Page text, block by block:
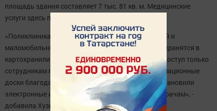
площадь здания составляет 7 тыс. 81 кв. м. Медицинские
услуги здесь получают около 32,5 тыс. человек.
«Поликлиника стала удобной для детей, родителей и
маломобильных групп граждан. Теперь карточки хранятся в
картохранилище, это очень удобно. Туда открыт доступ только
сотрудникам поликлиники. Мы убрали все информационные
доски благодаря новой информационной зоне, установили
электронные инфоматы для записи пациентов к врачам», -
добавила Хузиева.